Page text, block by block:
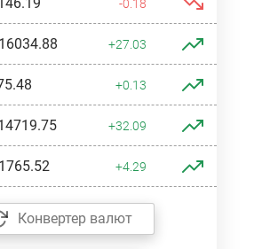
-0.18
+27.03
+0.13
+32.09
+4.29
Конвертер валют